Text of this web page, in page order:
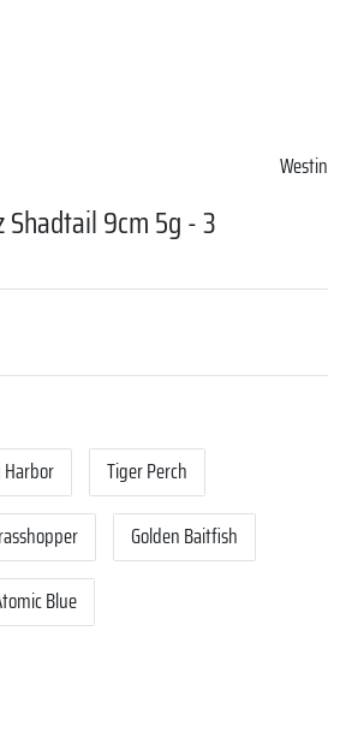
Westin
9cm 5g - 3
Tiger Perch
Golden Baitfish
Blue